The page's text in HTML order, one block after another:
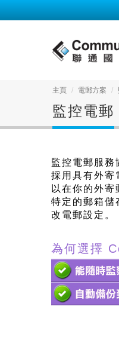
主頁 電郵方案
監控電郵
監控電郵服務
採用具有外寄
以在你的外
特定的郵箱儲
改電郵設定。
為何選擇